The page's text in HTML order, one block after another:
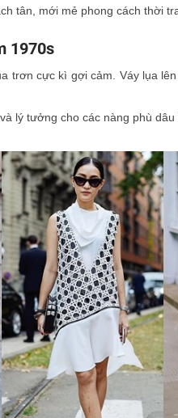
tân, mới mẻ phong cách thời
1970s
trơn cực kì gợi cảm. Váy lụa
lý tưởng cho các nàng phù dâu